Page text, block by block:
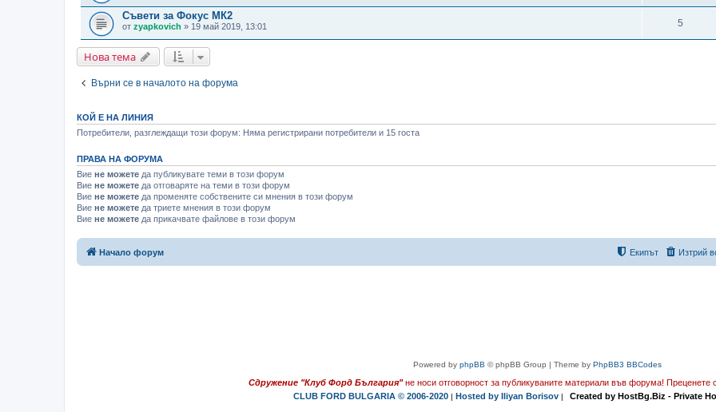
Съвети за Фокус МК2
от zyapkovich » 19 май 2019, 13:01 5
Нова тема
Върни се в началото на форума
КОЙ Е НА ЛИНИЯ
Потребители, разглеждащи този форум: Няма регистрирани потребители и 15 госта
ПРАВА НА ФОРУМА
Вие не можете да публикувате теми в този форум
Вие не можете да отговаряте на теми в този форум
Вие не можете да променяте собствените си мнения в този форум
Вие не можете да триете мнения в този форум
Вие не можете да прикачвате файлове в този форум
Начало форум Изтрий
Екипът
Powered by phpBB © phpBB Group | Theme by PhpBB3 BBCodes
Сдружение "Клуб Форд България" не носи отговорност за публикуваните материали във форума! Преценете
CLUB FORD BULGARIA © 2006-2020 | Hosted by Iliyan Borisov | Created by HostBg.Biz - Private